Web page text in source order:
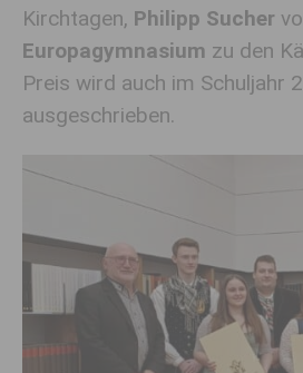
Kirchtagen, Philipp Sucher
Europagymnasium zu den
Preis wird auch im Schuljahr
ausgeschrieben.